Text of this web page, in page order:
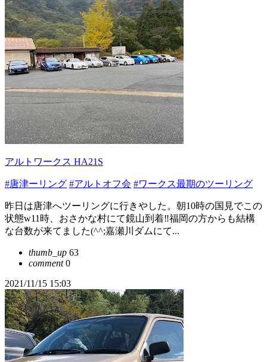
アルトワークス HA21S
#唐津ーリング #アルトオフ会 #ワークス最期のツーリング
昨日は唐津へツーリングに行きやした。朝10時の国見でこの
状態w11時、おさかな村にて鏡山到着‼️福岡の方からも結構
な台数が来てました(^^;嘉瀬川ダムにて...
thumb_up 63
comment0
2021/11/15 15:03